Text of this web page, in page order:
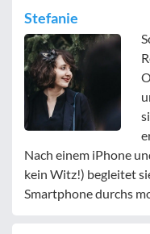
Stefanie
Nach einem iPhone
kein Witz!) begleitet
Smartphone durchs